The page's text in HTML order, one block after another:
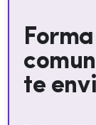
te